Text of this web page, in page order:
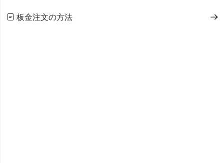
板金注文の方法